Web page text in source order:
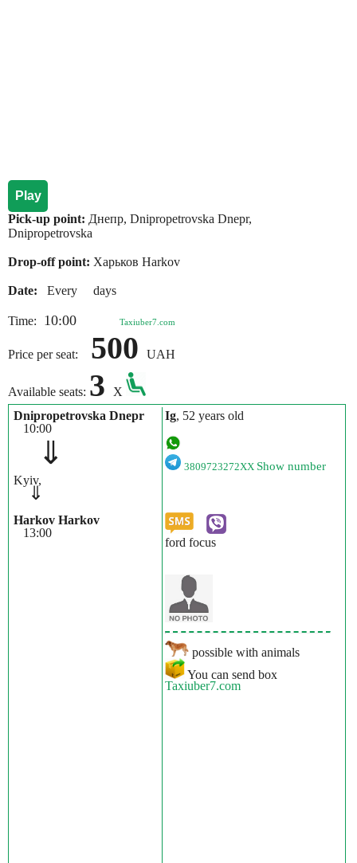
Play
Pick-up point: Днепр, Dnipropetrovska Dnepr,
Dnipropetrovska
Drop-off point: Харьков Harkov
Date: Every days
Time: 10:00 Taxiuber7.com
Price per seat: 500 UAH
Available seats: 3
X
Dnipropetrovska Dnepr
10:00
⇓
Kyiv,
⇓
Harkov Harkov
13:00
Ig, 52 years old
3809723272XX Show number
ford focus
possible with animals
You can send box
Taxiuber7.com